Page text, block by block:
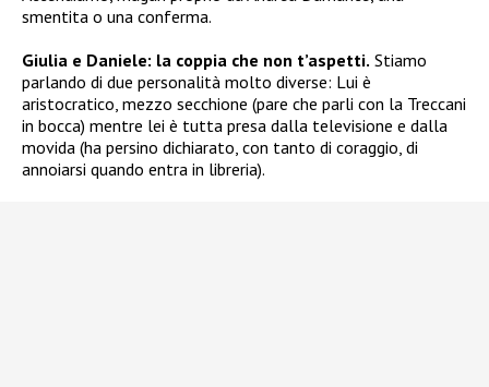
smentita o una conferma.
Giulia e Daniele: la coppia che non t’aspetti. Stiamo
parlando di due personalità molto diverse: Lui è
aristocratico, mezzo secchione (pare che parli con la Treccani
in bocca) mentre lei è tutta presa dalla televisione e dalla
movida (ha persino dichiarato, con tanto di coraggio, di
annoiarsi quando entra in libreria).